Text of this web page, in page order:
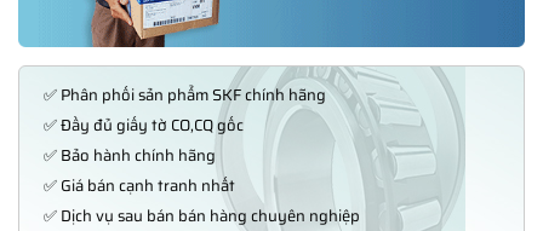
✅ Phân phối sản phẩm SKF chính hãng
✅ Đầy đủ giấy tờ CO,CQ gốc
✅ Bảo hành chính hãng
✅ Giá bán cạnh tranh nhất
✅ Dịch vụ sau bán bán hàng chuyên nghiệp